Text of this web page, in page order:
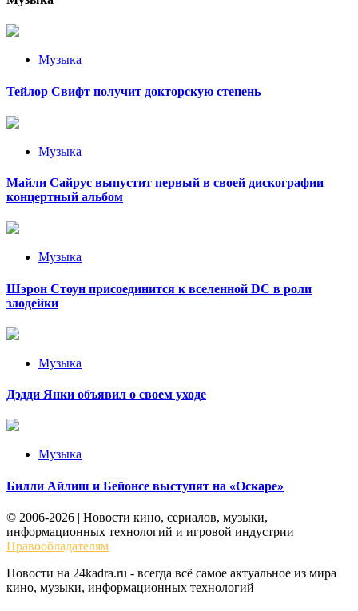
Музыка
Тейлор Свифт получит докторскую степень
Музыка
Майли Сайрус выпустит первый в своей дискографии
концертный альбом
Музыка
Шэрон Стоун присоединится к вселенной DC в роли
злодейки
Музыка
Дэдди Янки объявил о своем уходе
Музыка
Билли Айлиш и Бейонсе выступят на «Оскаре»
© 2006-2026 | Новости кино, сериалов, музыки,
информационных технологий и игровой индустрии
Правообладателям
Новости на 24kadra.ru - всегда всё самое актуальное из мира
кино, музыки, информационных технологий